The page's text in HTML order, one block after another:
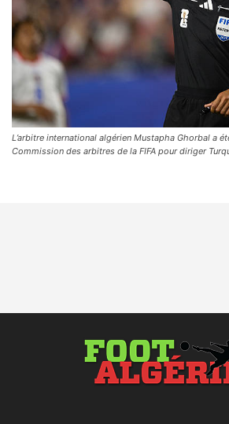
L’arbitre international algérien Mustapha Ghorbal a
Commission des arbitres de la FIFA pour diriger